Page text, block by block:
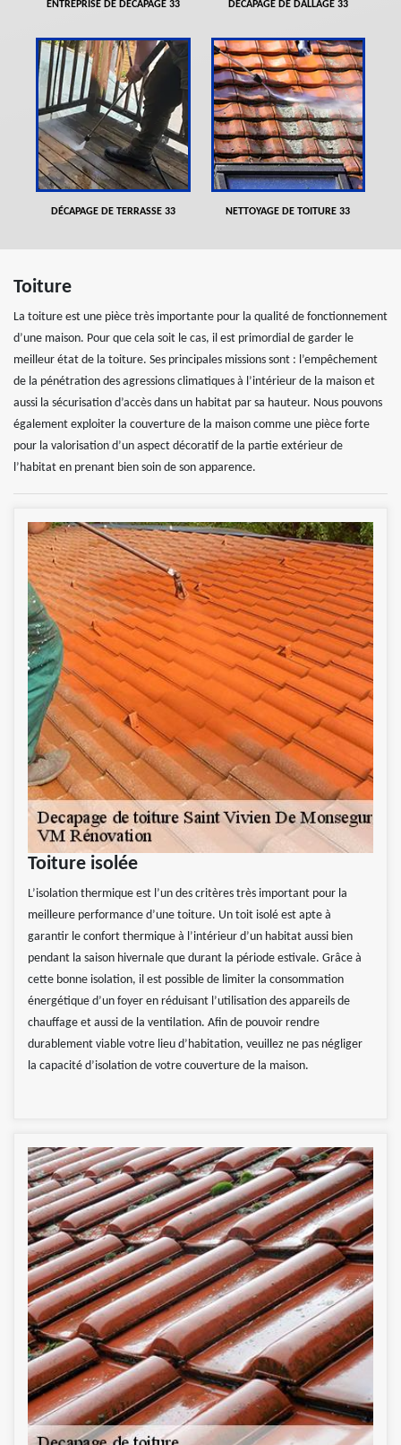
ENTREPRISE DE DÉCAPAGE 33 DÉCAPAGE DE DALLAGE 33
DÉCAPAGE DE TERRASSE 33 NETTOYAGE DE TOITURE 33
Toiture
La toiture est une pièce très importante pour la qualité de fonctionnement
d’une maison. Pour que cela soit le cas, il est primordial de garder le
meilleur état de la toiture. Ses principales missions sont : l’empêchement
de la pénétration des agressions climatiques à l’intérieur de la maison et
aussi la sécurisation d’accès dans un habitat par sa hauteur. Nous pouvons
également exploiter la couverture de la maison comme une pièce forte
pour la valorisation d’un aspect décoratif de la partie extérieur de
l’habitat en prenant bien soin de son apparence.
Toiture isolée
L’isolation thermique est l’un des critères très important pour la
meilleure performance d’une toiture. Un toit isolé est apte à
garantir le confort thermique à l’intérieur d’un habitat aussi bien
pendant la saison hivernale que durant la période estivale. Grâce à
cette bonne isolation, il est possible de limiter la consommation
énergétique d’un foyer en réduisant l’utilisation des appareils de
chauffage et aussi de la ventilation. Afin de pouvoir rendre
durablement viable votre lieu d’habitation, veuillez ne pas négliger
la capacité d’isolation de votre couverture de la maison.